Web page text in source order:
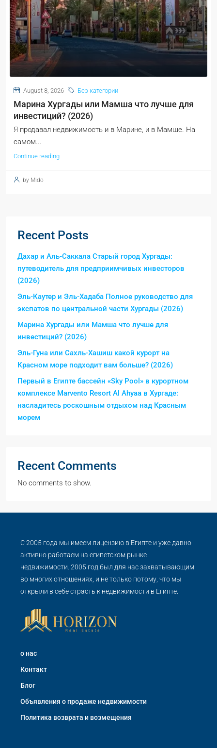
August 8, 2026 Без категории
Марина Хургады или Мамша что лучше для
инвестиций? (2026)
Я продавал недвижимость и в Марине, и в Мамше. На
самом...
Continue reading
by Mido
Recent Posts
Дахар и Аль-Саккала Старый город Хургады:
путеводитель для предприимчивых инвесторов
(2026)
Эль-Каутер и Эль-Хадаба Полное руководство для
экспатов по центральной части Хургады (2026)
Марина Хургады или Мамша что лучше для
инвестиций? (2026)
Эль-Гуна или Сахль-Хашиш какой курорт на
Красном море подходит вам больше? (2026)
Первый в Египте бассейн «Sky Pool» в курортном
комплексе Marvento Resort Al Ahyaa в Хургаде:
насладитесь роскошным отдыхом над Красным
морем
Recent Comments
No comments to show.
С 2005 года мы имеем лицензию в Египте и уже давно
активно работаем на египетском рынке
недвижимости. 2005 год был для нас захватывающим
во многих отношениях, и не только потому, что мы
открыли в себе страсть к недвижимости в Египте.
о нас
Контакт
Блог
Объявления о продаже недвижимости
Политика возврата и возмещения